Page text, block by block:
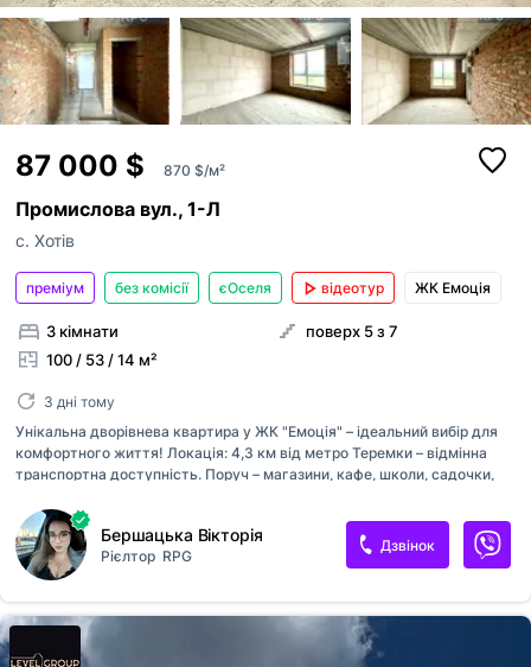
87 000 $ 870 $/м²
Промислова вул., 1-Л
с. Хотів
преміум без комісії єОселя відеотур ЖК Емоція
3 кімнати
100 / 53 / 14 м²
поверх 5 з 7
3 дні тому
Унікальна дворівнева квартира у ЖК "Емоція" – ідеальний вибір для
комфортного життя! Локація: 4,3 км від метро Теремки – відмінна
транспортна доступність. Поруч – магазини, кафе, школи, садочки,
та Велику Окружну дорогу. Про ЖК "Емоція": Комфорт-клас з
продуманим плануванням та якісними матеріалами. Цегляний
будинок з утепленням мінеральною ватою – тепло взимку та
прохолода влітку. Власний двір без машин, дитячі майданчики, зони
відпочинку. Центральна каналізація – надійні комунікації. Охорона та
відеоспостереження – додаткова безпека. Про квартиру: Дворівневе
планування – нестандартний та стильний простір. Високі стелі
Бершацька Вікторія
Рієлтор RPG
Дзвінок